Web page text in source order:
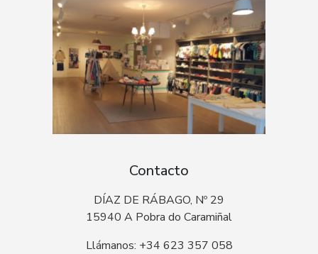
Contacto
DÍAZ DE RÁBAGO, Nº 29
15940 A Pobra do Caramiñal
Llámanos: +34 623 357 058